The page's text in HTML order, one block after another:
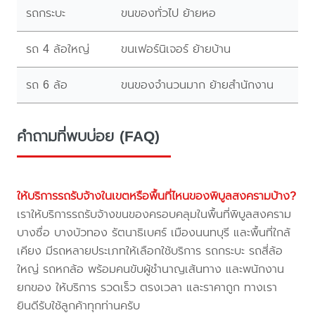
รถกระบะ ขนของทั่วไป ย้ายหอ
รถ 4 ล้อใหญ่ ขนเฟอร์นิเจอร์ ย้ายบ้าน
รถ 6 ล้อ ขนของจำนวนมาก ย้ายสำนักงาน
คำถามที่พบบ่อย (FAQ)
ให้บริการรถรับจ้างในเขตหรือพื้นที่ไหนของพิบูลสงครามบ้าง?
เราให้บริการรถรับจ้างขนของครอบคลุมในพื้นที่พิบูลสงคราม
บางซื่อ บางบัวทอง รัตนาธิเบศร์ เมืองนนทบุรี และพื้นที่ใกล้
เคียง มีรถหลายประเภทให้เลือกใช้บริการ รถกระบะ รถสี่ล้อ
ใหญ่ รถหกล้อ พร้อมคนขับผู้ชำนาญเส้นทาง และพนักงาน
ยกของ ให้บริการ รวดเร็ว ตรงเวลา และราคาถูก ทางเรา
ยินดีรับใช้ลูกค้าทุกท่านครับ